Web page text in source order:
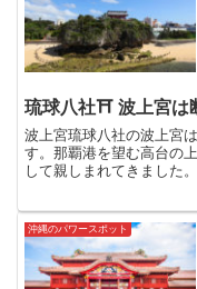
琉球八社⛩ 波上宮は
波上宮琉球八社の波上宮
す。那覇港を望む高台の
して親しまれてきました
り入れた沖縄らしい神社
沖縄のパワースポット